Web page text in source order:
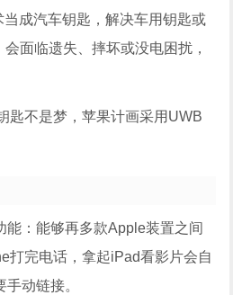
成汽车钥匙，解决车用钥匙或
面临遗失、摔坏或没电困扰，
匙不是梦，苹果计画采用UWB
能：能够再多款Apple装置之间
打完电话，拿起iPad看影片会自
动链接。